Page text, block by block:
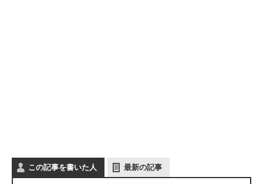
この記事を書いた人 最新の記事